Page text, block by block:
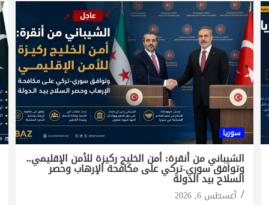
سوريا
الشيباني من أنقرة: أمن الخليج ركيزة للأمن الإقليمي..
وتوافق سوري-تركي على مكافحة الإرهاب وحصر
السلاح بيد الدولة
أغسطس 6, 2026